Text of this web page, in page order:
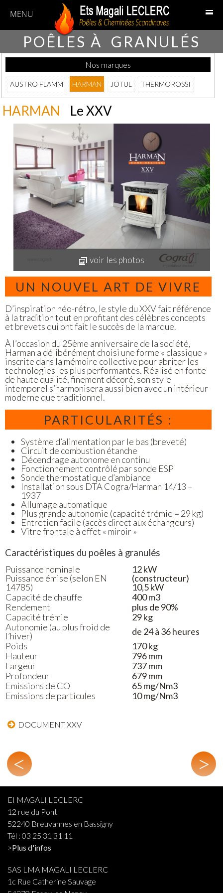
MENU
POÊLES À GRANULÉS
Nos marques
AUSTRO FLAMM HARMAN JOTUL THERMOROSSI
HARMAN Le XXV
voir les photos
UN NOUVEL ART DE VIVRE
D’inspiration néo-rétro, le style du XXV fait référence
à la tradition tout en profitant des célèbres concepts
et brevets qui ont fait le succès de la marque.
À l’occasion du 25ème anniversaire de la société,
Harman a délibérément choisi une forme « classique »
inscrite dans la mémoire collective pour abriter les
technologies les plus performantes. Réalisé en fonte
de haute qualité, finement décoré, son style
intemporel s’harmonisera aussi bien avec un intérieur
moderne que traditionnel.
PARTICULARITÉS :
Système d’alimentation par le bas (breveté)
Circuit de combustion étanche
Décendrage autonome en continu
Fonctionnement contrôlé par sonde ESP
Sonde thermostatique d’ambiance
Installation sous DTA Cogra/Harman 14/13 –
1937
Allumage automatique
Plus grande autonomie (capacité trémie = 29 kg)
Entretien facile (accès direct aux échangeurs)
Vitre frontale à effet « miroir »
Caractéristiques du poêles à granulés
Puissance nominale
Puissance émise (selon EN
14785)
12 kW
(constructeur)
10,5 kW
Capacité de chauffe
400 m3
Rendement
plus de 90%
Capacité trémie
29 kg
Autonomie (au plus froid de
l’hiver)
de 24 à 36 heures
Poids
170 kg
Hauteur
796 mm
Largeur
737 mm
Profondeur
679 mm
Emissions de CO
65 mg/Nm3
Emissions de particules
10 mg/Nm3
DOCUMENT XXV
< >
EI MAGALI LECLERC
12 rue du Pont
52240 Breuvannes en Bassigny
Tél : 03 25 31 31 11
>Plus d'infos
SAS LMA MAGALI LECLERC
1c Rue Catherine Sauvage